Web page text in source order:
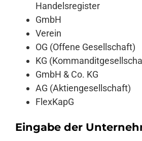
Handelsregister
GmbH
Verein
OG (Offene Gesellschaft)
KG
GmbH & Co. KG
AG (Aktiengesellschaft)
FlexKapG
Eingabe der